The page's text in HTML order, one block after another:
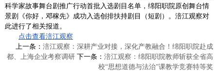
科学家故事舞台剧推广行动首批入选剧目名单，绵阳职院原创舞台情
景剧《你好，邓稼先》成功入选创排扶持剧目（短剧）。涪江观察对
此进行了相关报道。
点击查看涪江观察
上一条： 涪江观察：深耕产业对接，深化产教融合！绵阳职院赴成
都、上海企业考察调研 下一条： 涪江观察：绵阳职院教师斩获全省高
校“思想道德与法治”课教学竞赛特等奖